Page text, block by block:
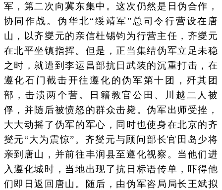
军，第二次向冀东集中。这次仍然是日伪合作，
协同作战。伪华北“绥靖军”总司令行营设在唐
山，以齐燮元的亲信杜锡钧为行营主任，齐燮元
在北平坐镇指挥。但是，正当集结伪军立足未稳
之时，就遭到李运昌部抗日武装的沉重打击，在
遵化石门截击开往遵化的伪军第十团，歼其团
部，击溃两个营。日籍教官公田、川越二人被
俘，并随后被愤怒的群众击毙。伪军出师受挫，
大大动摇了伪军的军心，同时也使身在北京的齐
燮元“大为震惊”。齐燮元与顾问部长官田岛少将
亲到唐山，并前往丰润县至遵化视察。当他们进
入遵化城时，当地出现了抗日标语传单，吓得他
们即日返回唐山。随后，由伪军咨局局长王斌拟